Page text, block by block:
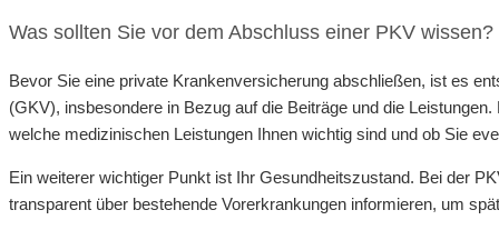
Was sollten Sie vor dem Abschluss einer PKV wissen?
Bevor Sie eine private Krankenversicherung abschließen, ist es
(GKV), insbesondere in Bezug auf die Beiträge und die
welche medizinischen Leistungen Ihnen wichtig sind und ob Sie
Ein weiterer wichtiger Punkt ist Ihr Gesundheitszustand. Bei der
transparent über bestehende Vorerkrankungen informieren, um